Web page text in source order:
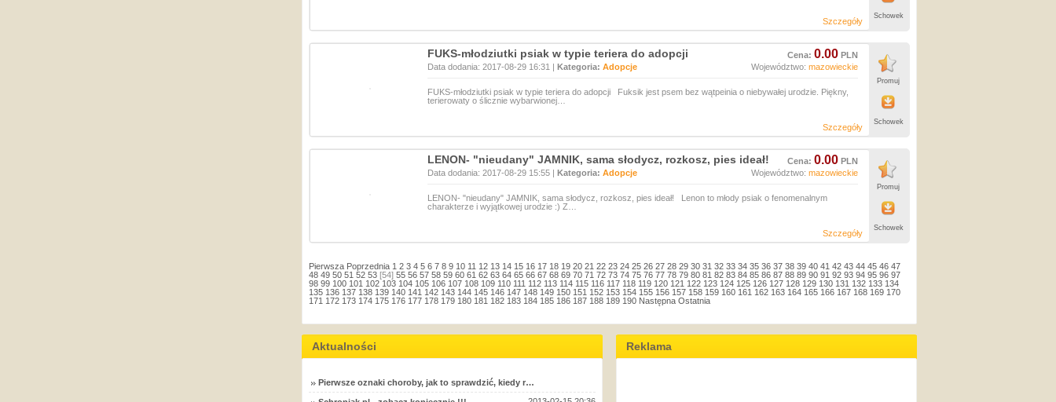
Szczegóły
Schowek
FUKS-młodziutki psiak w typie teriera do adopcji Cena: 0.00 PLN
Data dodania: 2017-08-29 16:31 | Kategoria: Adopcje Województwo: mazowieckie
FUKS-młodziutki psiak w typie teriera do adopcji Fuksik jest psem bez wątpeinia o niebywałej urodzie. Piękny,
terierowaty o ślicznie wybarwionej…
Szczegóły
Promuj
Schowek
LENON- "nieudany" JAMNIK, sama słodycz, rozkosz, pies ideał! Cena: 0.00 PLN
Data dodania: 2017-08-29 15:55 | Kategoria: Adopcje Województwo: mazowieckie
LENON- "nieudany" JAMNIK, sama słodycz, rozkosz, pies ideał! Lenon to młody psiak o fenomenalnym
charakterze i wyjątkowej urodzie :) Z…
Szczegóły
Promuj
Schowek
Pierwsza Poprzednia 1 2 3 4 5 6 7 8 9 10 11 12 13 14 15 16 17 18 19 20 21 22 23 24 25 26 27 28 29 30 31 32 33 34 35 36 37 38 39 40 41 42 43 44 45 46 47
48 49 50 51 52 53 [54] 55 56 57 58 59 60 61 62 63 64 65 66 67 68 69 70 71 72 73 74 75 76 77 78 79 80 81 82 83 84 85 86 87 88 89 90 91 92 93 94 95 96 97
98 99 100 101 102 103 104 105 106 107 108 109 110 111 112 113 114 115 116 117 118 119 120 121 122 123 124 125 126 127 128 129 130 131 132 133 134
135 136 137 138 139 140 141 142 143 144 145 146 147 148 149 150 151 152 153 154 155 156 157 158 159 160 161 162 163 164 165 166 167 168 169 170
171 172 173 174 175 176 177 178 179 180 181 182 183 184 185 186 187 188 189 190 Następna Ostatnia
Aktualności
Pierwsze oznaki choroby, jak to sprawdzić, kiedy r…
Reklama